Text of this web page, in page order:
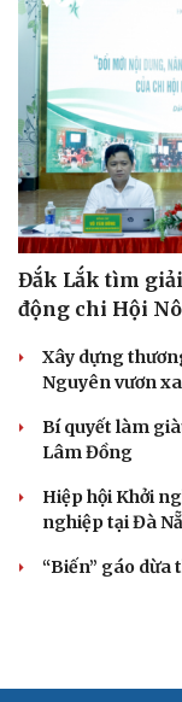
Đắk Lắk tìm
động chi Hội
Xây dựng
Nguyên vươn xa
Bí quyết làm
Lâm Đồng
Hiệp hội Khởi
nghiệp tại Đà
“Biến” gáo